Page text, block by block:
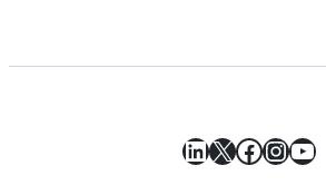
LinkedIn
X